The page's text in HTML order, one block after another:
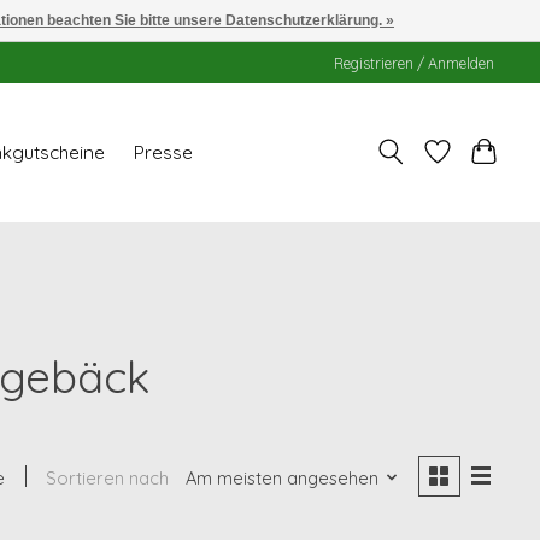
Registrieren / Anmelden
Presse
Sortieren nach Am meisten angesehen
beachten Sie bitte unsere Datenschutzerklärung. »